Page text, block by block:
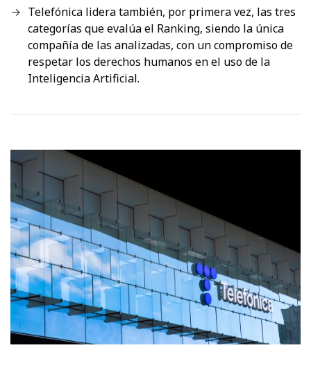
Telefónica lidera también, por primera vez, las tres
categorías que evalúa el Ranking, siendo la única
compañía de las analizadas, con un compromiso de
respetar los derechos humanos en el uso de la
Inteligencia Artificial.